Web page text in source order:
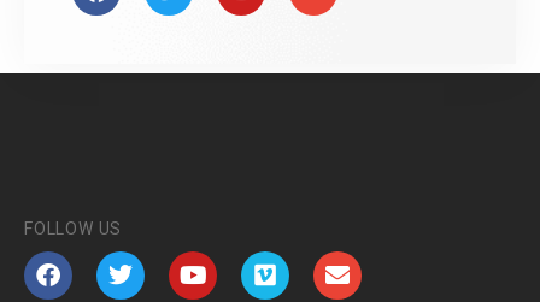
FOLLOW US